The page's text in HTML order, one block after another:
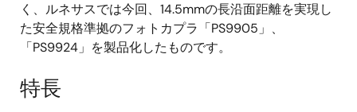
く、ルネサスでは今回、14.5mmの長沿面距離を実現し
た安全規格準拠のフォトカプラ「PS9905」、
「PS9924」を製品化したものです。
特長